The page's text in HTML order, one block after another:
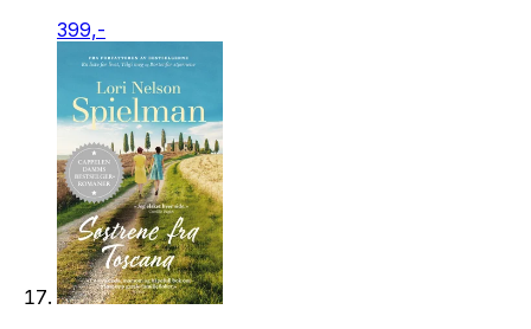
399,-